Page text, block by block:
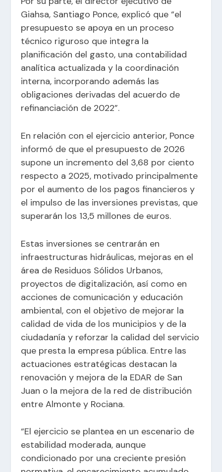
Giahsa, Santiago Ponce, explicó que “el
presupuesto se apoya en un proceso
técnico riguroso que integra la
planificación del gasto, una contabilidad
analítica actualizada y la coordinación
interna, incorporando además las
obligaciones derivadas del acuerdo de
refinanciación de 2022”.
En relación con el ejercicio anterior, Ponce
informó de que el presupuesto de 2026
supone un incremento del 3,68 por ciento
respecto a 2025, motivado principalmente
por el aumento de los pagos financieros y
el impulso de las inversiones previstas, que
superarán los 13,5 millones de euros.
Estas inversiones se centrarán en
infraestructuras hidráulicas, mejoras en el
área de Residuos Sólidos Urbanos,
proyectos de digitalización, así como en
acciones de comunicación y educación
ambiental, con el objetivo de mejorar la
calidad de vida de los municipios y de la
ciudadanía y reforzar la calidad del servicio
que presta la empresa pública. Entre las
actuaciones estratégicas destacan la
renovación y mejora de la EDAR de San
Juan o la mejora de la red de distribución
entre Almonte y Rociana.
“El ejercicio se plantea en un escenario de
estabilidad moderada, aunque
condicionado por una creciente presión